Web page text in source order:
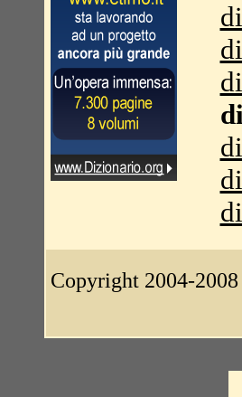
Copyright 2004-2008